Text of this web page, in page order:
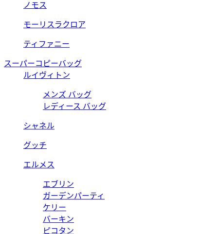
ノモス
モーリスラクロア
ティファニー
スーパーコピーバッグ
ルイヴィトン
メンズ バッグ
レディース バッグ
シャネル
グッチ
エルメス
エブリン
ガーデンパーティ
ケリー
バーキン
ピコタン